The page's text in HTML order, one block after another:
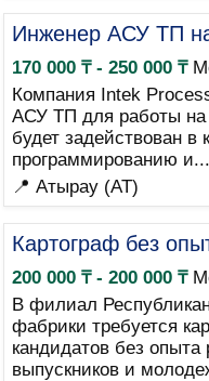
Инженер АСУ ТП
170 000 ₸ - 250 000 ₸
Компания Intek
АСУ ТП для работы на
будет задействован в
программированию и...
📍 Атырау (AT)
Картограф без
200 000 ₸ - 200 000 ₸
В филиал
фабрики требуется
кандидатов без
выпускников и